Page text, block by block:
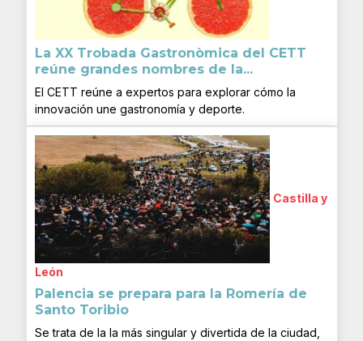
La XX Trobada Gastronòmica del CETT
reúne grandes nombres de la...
El CETT reúne a expertos para explorar cómo la
innovación une gastronomía y deporte.
Castilla y
León
Palencia se prepara para la Romería de
Santo Toribio
Se trata de la la más singular y divertida de la ciudad,